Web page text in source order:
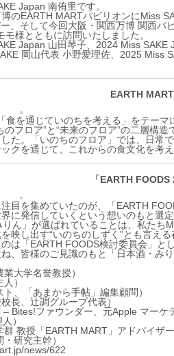
Japan 南侑里です。
のEARTH MARTパビリオンにMiss
、そして今回大阪・関西万博 関西
様とともに訪問いたしました。
Japan 山田琴子、2024 Miss
岡山代表 小野愛理佐、2025 Miss
EARTH
食を通じていのちを考える」をテー
のフロア”と“未来のフロア”の二層構
た。
「いのちのフロア」では、日常
クを通じて、これからの食文化を考
「EARTH
注目を集めていたのが、「EARTH
に発信していくという想いのもと選
ん」が選ばれていることは、私た
映し出す“いのちのしずく”とも言え
は 「EARTH FOODS検討委員会」
、皆様のご見識のもと「日本酒・み
大学名誉教授）
）
、「あまから手帖」編集顧問）
長、辻調グループ代表）
Bites!ファウンダー、元Apple マーケ
）
教授「EARTH MART」アドバイザ
研究主幹）
news/622